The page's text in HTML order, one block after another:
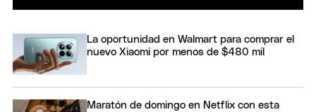
La oportunidad en Walmart para comprar el
nuevo Xiaomi por menos de $480 mil
Maratón de domingo en Netflix con esta